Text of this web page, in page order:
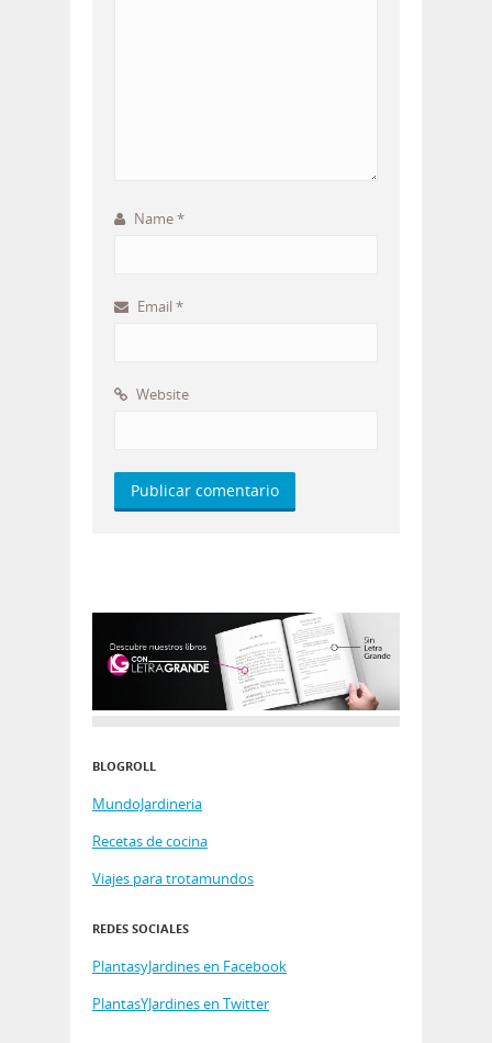
Name*
Email *
Website
BLOGROLL
MundoJardineria
Recetas de cocina
Viajes para trotamundos
REDES SOCIALES
PlantasyJardines en Facebook
PlantasYJardines en Twitter